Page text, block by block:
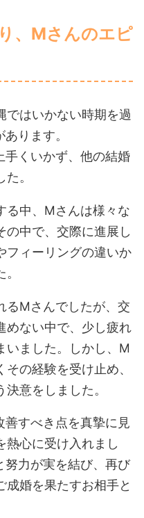
、Mさんのエピ
ではいかない時期を過
ります。
手くいかず、他の結婚
。
る中、Mさんは様々な
の中で、交際に進展し
フィーリングの違いか
るMさんでしたが、交
めない中で、少し疲れ
いました。しかし、M
の経験を受け止め、
意をしました。
すべき点を真摯に見
熱心に受け入れまし
努力が実を結び、再び
成婚を果たすお相手と